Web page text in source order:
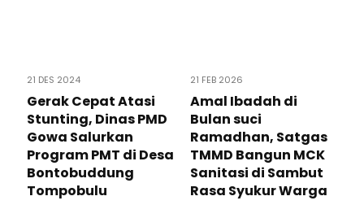
21 DES 2024
Gerak Cepat Atasi
Stunting, Dinas PMD
Gowa Salurkan
Program PMT di Desa
Bontobuddung
Tompobulu
21 FEB 2026
Amal Ibadah di
Bulan suci
Ramadhan, Satgas
TMMD Bangun MCK
Sanitasi di Sambut
Rasa Syukur Warga